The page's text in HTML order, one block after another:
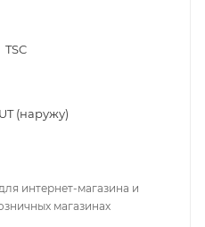
TSC
(наружу)
интернет-магазина и
магазинах